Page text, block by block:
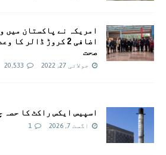
امريکہ نے پاکستان میں
اضافی 2 کروڑ ڈالر
صحت
جولائی 27, 2022 20,533
اسپیس ایکس راکٹ کا حصہ
اگست 7, 2026 1